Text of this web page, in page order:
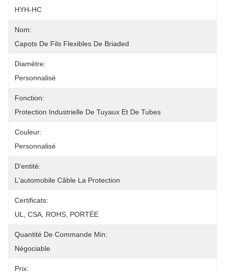
HYH-HC
Nom:
Capots De Fils Flexibles De Briaded
Diamètre:
Personnalisé
Fonction:
Protection Industrielle De Tuyaux Et De Tubes
Couleur:
Personnalisé
D'entité:
L'automobile Câble La Protection
Certificats:
UL, CSA, ROHS, PORTÉE
Quantité De Commande Min:
Négociable
Prix: